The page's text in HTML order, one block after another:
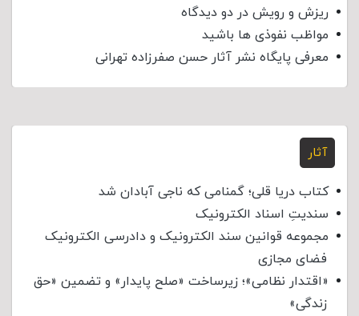
ریزش و رویش در دو دیدگاه
مواظب نفوذی‌ ها باشید
معرفی پایگاه نشر آثار حسن صفرزاده تهرانی
آثار
کتاب دریا قلی؛ گمنامی که ناجی آبادان شد
سندیتِ اسناد الکترونیک
مجموعه قوانین سند الکترونیک و دادرسی الکترونیک
فضای مجازی
«اقتدار نظامی»؛ زیرساخت «صلح پایدار» و تضمین «حق
زندگی»